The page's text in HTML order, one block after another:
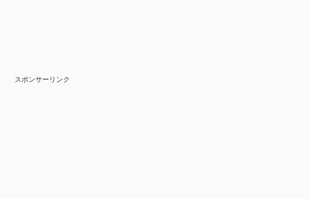
スポンサーリンク